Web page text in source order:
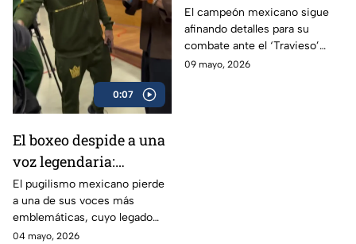
0:07
preparación para
enfrentar al ‘Travieso’
Arce
El campeón mexicano sigue
afinando detalles para su
combate ante el ‘Travieso’
Arce
09 mayo, 2026
El boxeo despide a una
voz legendaria:
Eduardo Lamazón
El pugilismo mexicano pierde
a una de sus voces más
emblemáticas, cuyo legado
marcó a generaciones.
04 mayo, 2026